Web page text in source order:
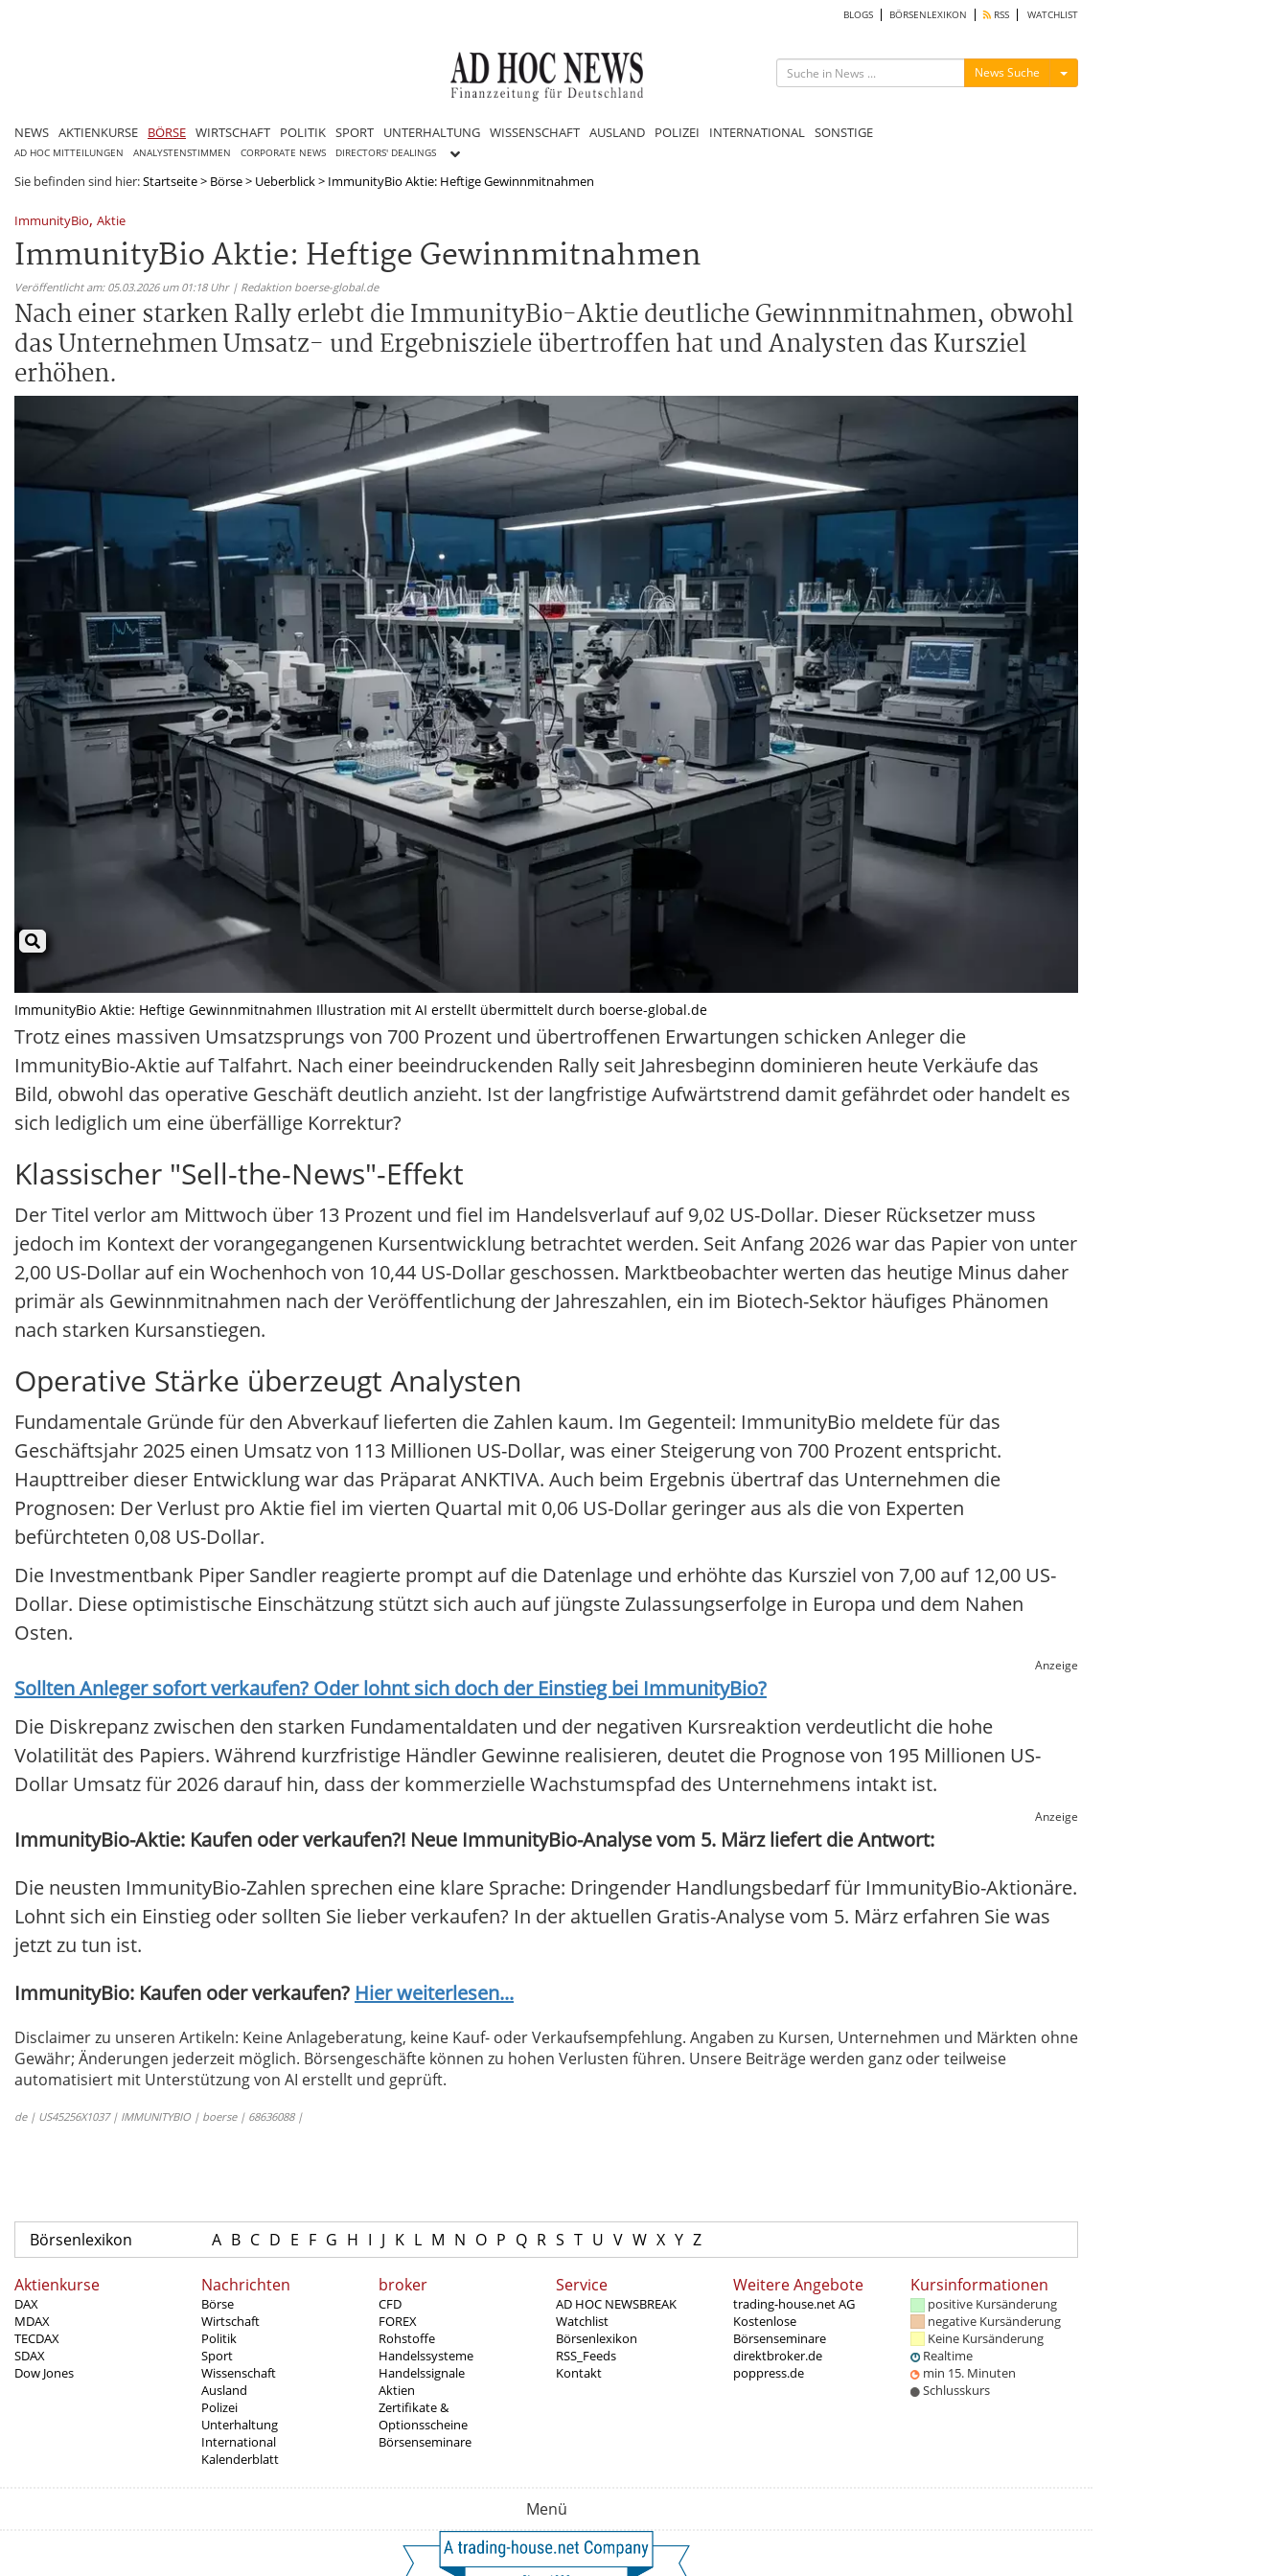
BLOGS BÖRSENLEXIKON RSS WATCHLIST
News Suche Menü ein-/ausblenden
NEWS AKTIENKURSE BÖRSE WIRTSCHAFT POLITIK SPORT UNTERHALTUNG WISSENSCHAFT AUSLAND POLIZEI INTERNATIONAL SONSTIGE
AD HOC MITTEILUNGEN ANALYSTENSTIMMEN CORPORATE NEWS DIRECTORS' DEALINGS
Sie befinden sind hier:Startseite> Börse> Ueberblick> ImmunityBio Aktie: Heftige Gewinnmitnahmen
ImmunityBio, Aktie
ImmunityBio Aktie: Heftige Gewinnmitnahmen
Veröffentlicht am: 05.03.2026 um 01:18 Uhr | Redaktion boerse-global.de
Nach einer starken Rally erlebt die ImmunityBio-Aktie deutliche Gewinnmitnahmen, obwohl
das Unternehmen Umsatz- und Ergebnisziele übertroffen hat und Analysten das Kursziel
erhöhen.
ImmunityBio Aktie: Heftige Gewinnmitnahmen Illustration mit AI erstellt übermittelt durch boerse-global.de
Trotz eines massiven Umsatzsprungs von 700 Prozent und übertroffenen Erwartungen schicken Anleger die
ImmunityBio-Aktie auf Talfahrt. Nach einer beeindruckenden Rally seit Jahresbeginn dominieren heute Verkäufe das
Bild, obwohl das operative Geschäft deutlich anzieht. Ist der langfristige Aufwärtstrend damit gefährdet oder handelt es
sich lediglich um eine überfällige Korrektur?
Klassischer "Sell-the-News"-Effekt
Der Titel verlor am Mittwoch über 13 Prozent und fiel im Handelsverlauf auf 9,02 US-Dollar. Dieser Rücksetzer muss
jedoch im Kontext der vorangegangenen Kursentwicklung betrachtet werden. Seit Anfang 2026 war das Papier von unter
2,00 US-Dollar auf ein Wochenhoch von 10,44 US-Dollar geschossen. Marktbeobachter werten das heutige Minus daher
primär als Gewinnmitnahmen nach der Veröffentlichung der Jahreszahlen, ein im Biotech-Sektor häufiges Phänomen
nach starken Kursanstiegen.
Operative Stärke überzeugt Analysten
Fundamentale Gründe für den Abverkauf lieferten die Zahlen kaum. Im Gegenteil: ImmunityBio meldete für das
Geschäftsjahr 2025 einen Umsatz von 113 Millionen US-Dollar, was einer Steigerung von 700 Prozent entspricht.
Haupttreiber dieser Entwicklung war das Präparat ANKTIVA. Auch beim Ergebnis übertraf das Unternehmen die
Prognosen: Der Verlust pro Aktie fiel im vierten Quartal mit 0,06 US-Dollar geringer aus als die von Experten
befürchteten 0,08 US-Dollar.
Die Investmentbank Piper Sandler reagierte prompt auf die Datenlage und erhöhte das Kursziel von 7,00 auf 12,00 US-
Dollar. Diese optimistische Einschätzung stützt sich auch auf jüngste Zulassungserfolge in Europa und dem Nahen
Osten.
Anzeige
Sollten Anleger sofort verkaufen? Oder lohnt sich doch der Einstieg bei ImmunityBio?
Die Diskrepanz zwischen den starken Fundamentaldaten und der negativen Kursreaktion verdeutlicht die hohe
Volatilität des Papiers. Während kurzfristige Händler Gewinne realisieren, deutet die Prognose von 195 Millionen US-
Dollar Umsatz für 2026 darauf hin, dass der kommerzielle Wachstumspfad des Unternehmens intakt ist.
Anzeige
ImmunityBio-Aktie: Kaufen oder verkaufen?! Neue ImmunityBio-Analyse vom 5. März liefert die Antwort:
Die neusten ImmunityBio-Zahlen sprechen eine klare Sprache: Dringender Handlungsbedarf für ImmunityBio-Aktionäre.
Lohnt sich ein Einstieg oder sollten Sie lieber verkaufen? In der aktuellen Gratis-Analyse vom 5. März erfahren Sie was
jetzt zu tun ist.
ImmunityBio: Kaufen oder verkaufen? Hier weiterlesen...
Disclaimer zu unseren Artikeln: Keine Anlageberatung, keine Kauf- oder Verkaufsempfehlung. Angaben zu Kursen, Unternehmen und Märkten ohne
Gewähr; Änderungen jederzeit möglich. Börsengeschäfte können zu hohen Verlusten führen. Unsere Beiträge werden ganz oder teilweise
automatisiert mit Unterstützung von AI erstellt und geprüft.
de | US45256X1037 | IMMUNITYBIO | boerse | 68636088 |
Börsenlexikon A B C D E F G H I J K L M N O P Q R S T U V W X Y Z
Aktienkurse
DAX
MDAX
TECDAX
SDAX
Dow Jones
Nachrichten
Börse
Wirtschaft
Politik
Sport
Wissenschaft
Ausland
Polizei
Unterhaltung
International
Kalenderblatt
broker
CFD
FOREX
Rohstoffe
Handelssysteme
Handelssignale
Aktien
Zertifikate &
Optionsscheine
Börsenseminare
Service
AD HOC NEWSBREAK
Watchlist
Börsenlexikon
RSS_Feeds
Kontakt
Weitere Angebote
trading-house.net AG
Kostenlose
Börsenseminare
direktbroker.de
poppress.de
Kursinformationen
positive Kursänderung
negative Kursänderung
Keine Kursänderung
Realtime
min 15. Minuten
Schlusskurs
Menü